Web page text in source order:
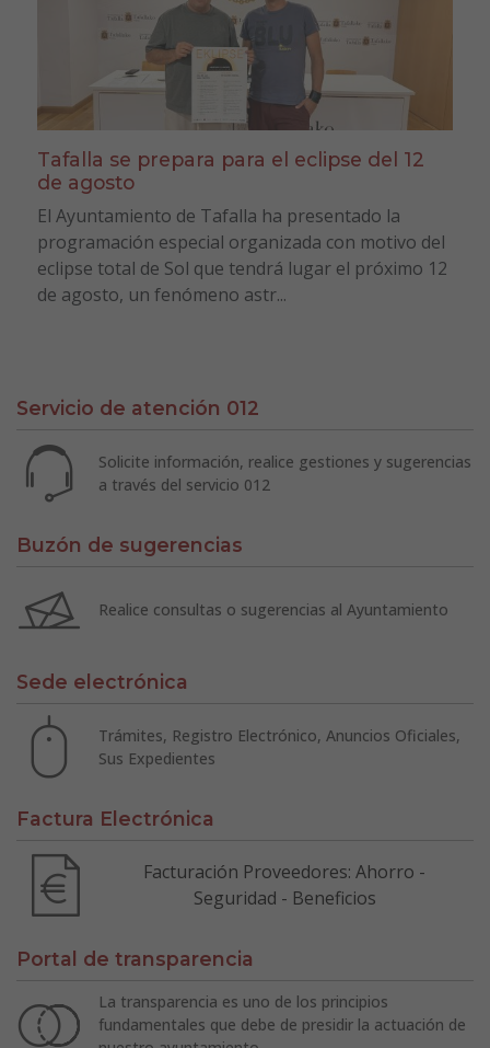
Tafalla se prepara para el eclipse del 12
de agosto
El Ayuntamiento de Tafalla ha presentado la
programación especial organizada con motivo del
eclipse total de Sol que tendrá lugar el próximo 12
de agosto, un fenómeno astr...
Servicio de atención 012
Solicite información, realice gestiones y sugerencias
a través del servicio 012
Buzón de sugerencias
Realice consultas o sugerencias al Ayuntamiento
Sede electrónica
Trámites, Registro Electrónico, Anuncios Oficiales,
Sus Expedientes
Factura Electrónica
Facturación Proveedores: Ahorro -
Seguridad - Beneficios
Portal de transparencia
La transparencia es uno de los principios
fundamentales que debe de presidir la actuación de